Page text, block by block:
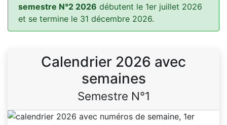
semestre N°2 2026 débutent le 1er juillet 2026
et se termine le 31 décembre 2026.
Calendrier 2026 avec
semaines
Semestre N°1